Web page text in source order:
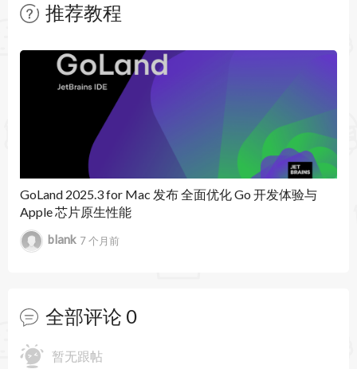
Flash 等先进模型，满足不同开发需求。
件，简化跨文件修改流程。
部分 AI 功能在免费层级中提供，其他高级功能可
通过 AI Pro 和 AI Ultimate 订阅获得。
代码质量与重构增强
golangci-lint 集成：GoLand 现支持 golangci-lint，
允许开发者在 IDE 中配置和运行多种 linter，实时
捕捉代码问题，确保代码质量。
GoLand 现在会自动更新对应的 JSON 标签，避免
序列化时出现不一致的问题。
推荐教程
暂无文章
GoLand 2025.3 for Mac 发布 全面优化 Go 开发体验与
Apple 芯片原生性能
blank 7 个月前
全部评论 0
暂无跟帖